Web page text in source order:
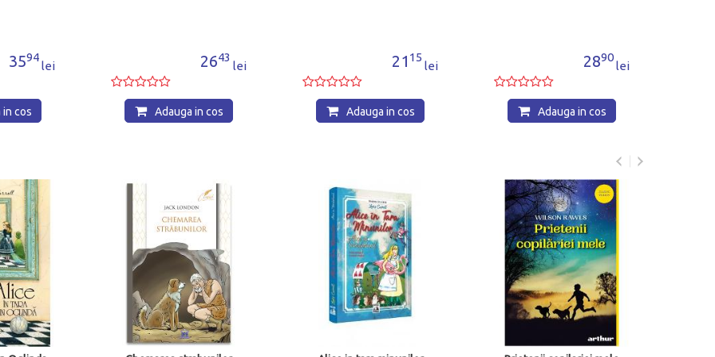
2643
lei
in cos
2115
lei
Adauga in cos
28 90
lei
Adauga in cos
3382
lei
Adauga in cos
Dinozaurii vin spre seara.
Portalul Magic nr. 1
2326
lei
Adauga in cos